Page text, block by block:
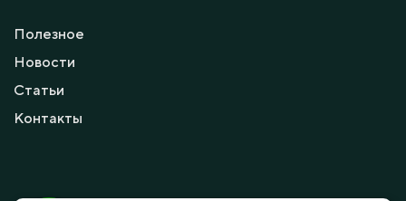
Полезное
Новости
Статьи
Контакты